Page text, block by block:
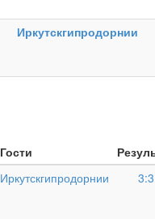
Иркутскгипродорнии
Гости
Иркутскгипродорнии 3:3